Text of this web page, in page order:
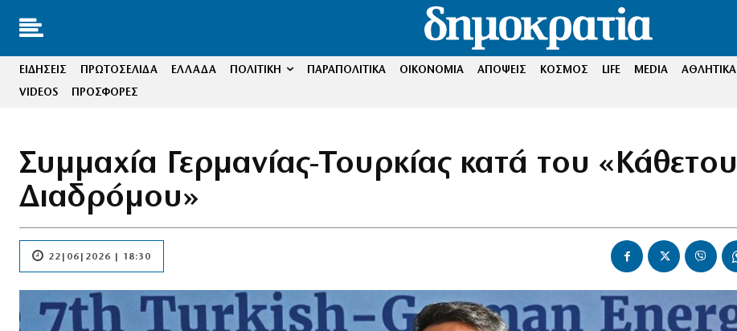
ΕΙΔΗΣΕΙΣ ΠΡΩΤΟΣΕΛΙΔΑ ΕΛΛΑΔΑ ΠΟΛΙΤΙΚΗ ΠΑΡΑΠΟΛΙΤΙΚΑ ΟΙΚΟΝΟΜΙΑ ΑΠΟΨΕΙΣ ΚΟΣΜΟΣ LIFE MEDIA ΑΘΛΗΤΙΚΑ
VIDEOS
ΠΡΟΣΦΟΡΕΣ
Συμμαχία Γερμανίας-Τουρκίας κατά του «Κάθετου
Διαδρόμου»
22|06|2026 | 18:30